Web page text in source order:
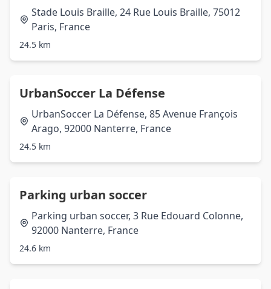
Stade Louis Braille, 24 Rue Louis Braille, 75012
Paris, France
24.5 km
UrbanSoccer La Défense
UrbanSoccer La Défense, 85 Avenue François
Arago, 92000 Nanterre, France
24.5 km
Parking urban soccer
Parking urban soccer, 3 Rue Edouard Colonne,
92000 Nanterre, France
24.6 km